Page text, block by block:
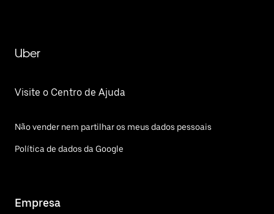
Uber
Visite o Centro de Ajuda
Não vender nem partilhar os meus dados pessoais
Política de dados da Google
Empresa